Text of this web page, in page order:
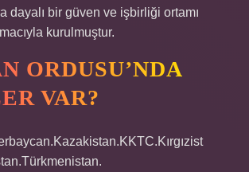
dayalı bir güven ve işbirliği ortamı
kurulmuştur.
ORDUSU’NDA
VAR?